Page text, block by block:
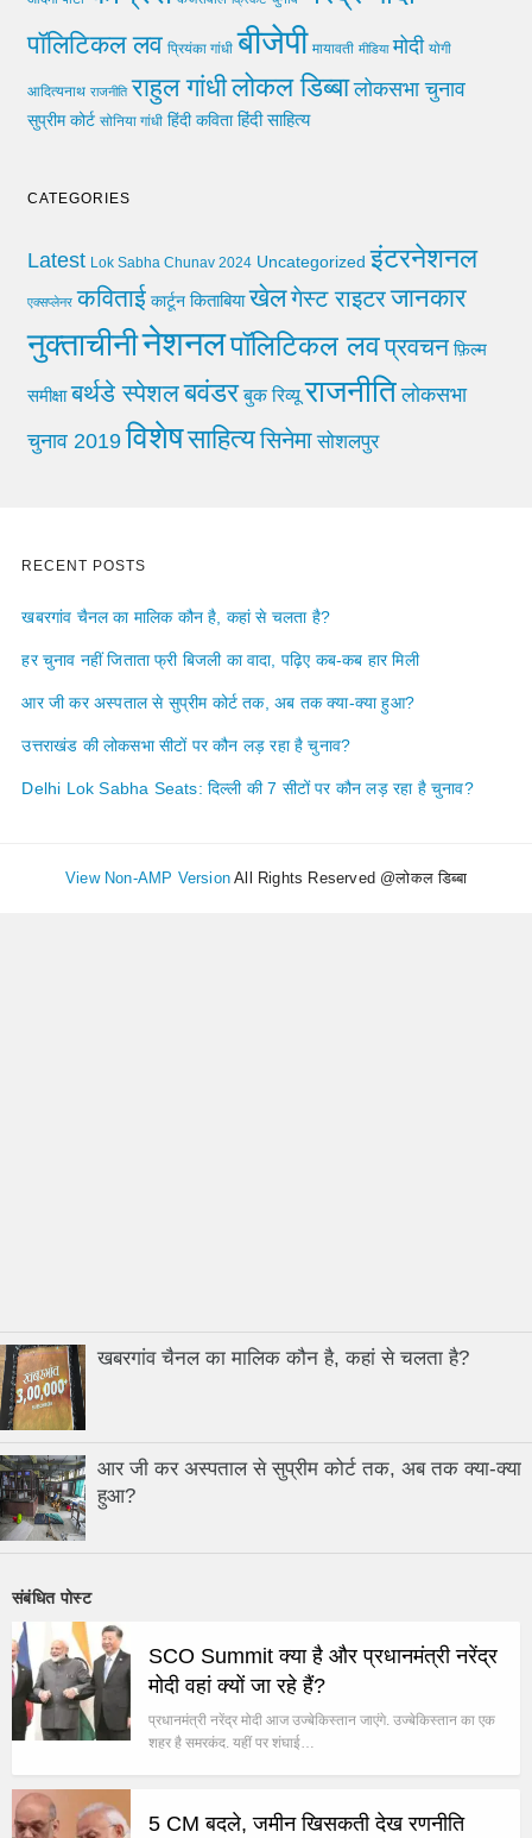
खबरगांव चैनल का मालिक कौन है, कहां से चलता है?
आर जी कर अस्पताल से सुप्रीम कोर्ट तक, अब तक क्या-क्या
हुआ?
संबंधित पोस्ट
SCO Summit क्या है और प्रधानमंत्री नरेंद्र
मोदी वहां क्यों जा रहे हैं?
प्रधानमंत्री नरेंद्र मोदी आज उज्बेकिस्तान जाएंगे. उज्बेकिस्तान का एक
शहर है समरकंद. यहीं पर शंघाई…
5 CM बदले, जमीन खिसकती देख रणनीति